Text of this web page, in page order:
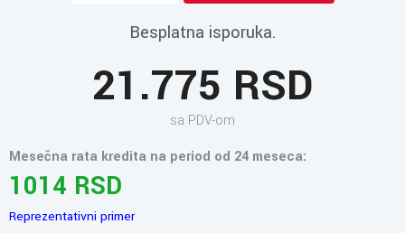
Besplatna isporuka.
21.775 RSD
sa PDV-om
Mesečna rata kredita na period od 24 meseca:
1014 RSD
Reprezentativni primer